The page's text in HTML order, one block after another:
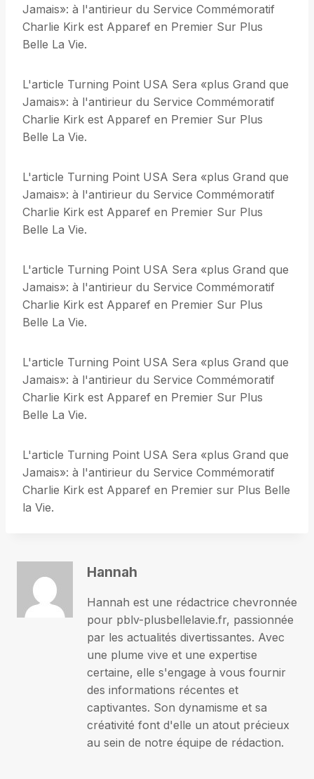
Jamais»: à l'antirieur du Service Commémoratif
Charlie Kirk est Apparef en Premier Sur Plus
Belle La Vie.
L'article Turning Point USA Sera «plus Grand que
Jamais»: à l'antirieur du Service Commémoratif
Charlie Kirk est Apparef en Premier Sur Plus
Belle La Vie.
L'article Turning Point USA Sera «plus Grand que
Jamais»: à l'antirieur du Service Commémoratif
Charlie Kirk est Apparef en Premier Sur Plus
Belle La Vie.
L'article Turning Point USA Sera «plus Grand que
Jamais»: à l'antirieur du Service Commémoratif
Charlie Kirk est Apparef en Premier Sur Plus
Belle La Vie.
L'article Turning Point USA Sera «plus Grand que
Jamais»: à l'antirieur du Service Commémoratif
Charlie Kirk est Apparef en Premier Sur Plus
Belle La Vie.
L'article Turning Point USA Sera «plus Grand que
Jamais»: à l'antirieur du Service Commémoratif
Charlie Kirk est Apparef en Premier sur Plus Belle
la Vie.
Hannah
Hannah est une rédactrice chevronnée
pour pblv-plusbellelavie.fr, passionnée
par les actualités divertissantes. Avec
une plume vive et une expertise
certaine, elle s'engage à vous fournir
des informations récentes et
captivantes. Son dynamisme et sa
créativité font d'elle un atout précieux
au sein de notre équipe de rédaction.